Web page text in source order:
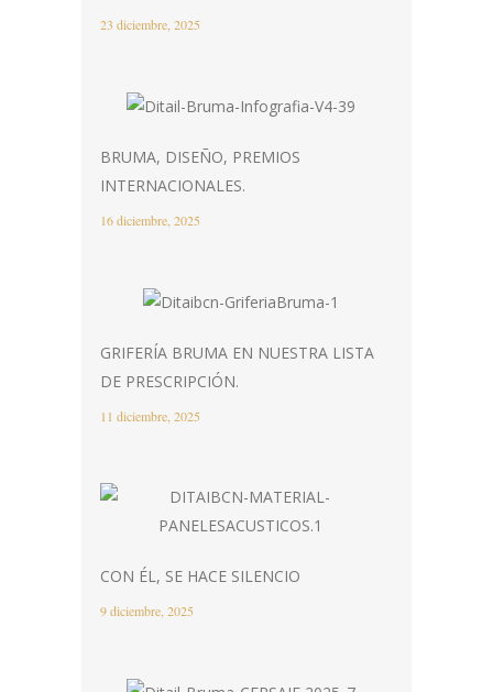
23 diciembre, 2025
BRUMA, DISEÑO, PREMIOS
INTERNACIONALES.
16 diciembre, 2025
GRIFERÍA BRUMA EN NUESTRA LISTA
DE PRESCRIPCIÓN.
11 diciembre, 2025
CON ÉL, SE HACE SILENCIO
9 diciembre, 2025